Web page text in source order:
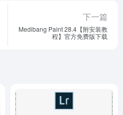
下一篇
Medibang Paint 28.4【附安装教
程】官方免费版下载